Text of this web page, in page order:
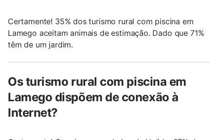
Certamente! 35% dos turismo rural com piscina em
Lamego aceitam animais de estimação. Dado que 71%
têm de um jardim.
Os turismo rural com piscina em
Lamego dispõem de conexão à
Internet?